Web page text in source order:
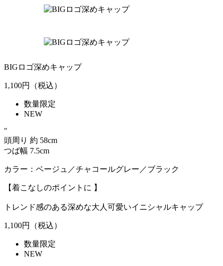
BIGロゴ深めキャップ
1,100円（税込）
数量限定
NEW
"
頭周り 約 58cm
つば幅 7.5cm
カラー：ベージュ／チャコールグレー／ブラック
【着こなしのポイントに 】
トレンド感のある深めな大人可愛いイニシャルキャップ
1,100円（税込）
数量限定
NEW